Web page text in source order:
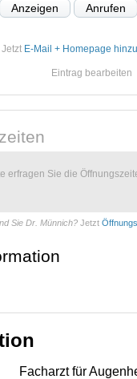
Anzeigen Anrufen
Jetzt E-Mail + Homepage
Eintrag bearbeiten
erfragen Sie die
Sie Dr. Münnich? Jetzt
Facharzt für